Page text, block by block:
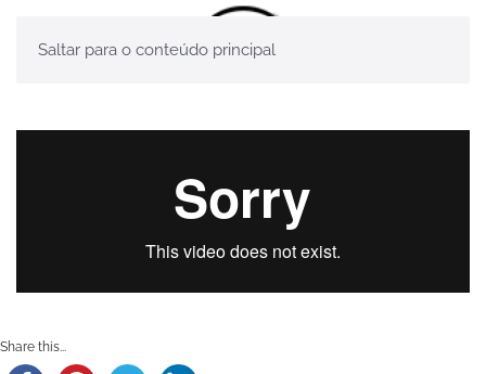
Saltar para o conteúdo principal
Share this...